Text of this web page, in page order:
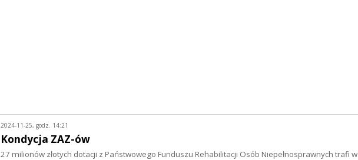
2024-11-25, godz. 14:21
Kondycja ZAZ-ów
27 milionów złotych dotacji z Państwowego Funduszu Rehabilitacji Osób Niepełnosprawnych trafi w